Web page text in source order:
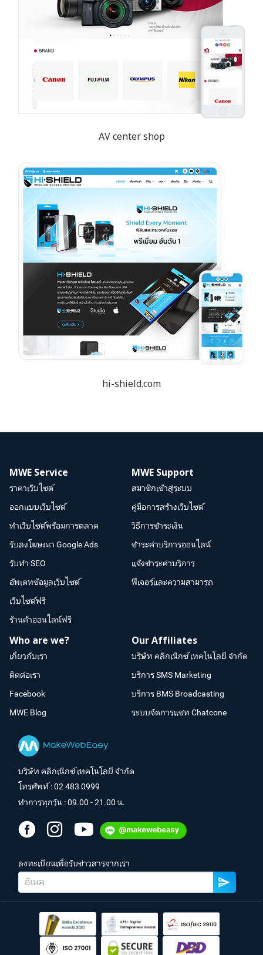
AV center shop
hi-shield.com
MWE Service
ราคาเว็บไซต์
ออกแบบเว็บไซต์
ทำเว็บไซต์พร้อมการตลาด
รับลงโฆษณา Google Ads
รับทำ SEO
อัพเดทข้อมูลเว็บไซต์
เว็บไซต์ฟรี
ร้านค้าออนไลน์ฟรี
MWE Support
สมาชิกเข้าสู่ระบบ
คู่มือการสร้างเว็บไซต์
วิธีการชำระเงิน
ชำระค่าบริการออนไลน์
แจ้งชำระค่าบริการ
ฟีเจอร์และความสามารถ
Who are we?
เกี่ยวกับเรา
ติดต่อเรา
Facebook
MWE Blog
Our Affiliates
บริษัท คลิกเน็กซ์ เทคโนโลยี จำกัด
บริการ SMS Marketing
บริการ BMS Broadcasting
ระบบจัดการแชท Chatcone
บริษัท คลิกเน็กซ์ เทคโนโลยี จำกัด
โทรศัพท์ :02 483 0999
ทำการทุกวัน : 09.00 - 21.00 น.
ลงทะเบียนเพื่อรับข่าวสารจากเรา